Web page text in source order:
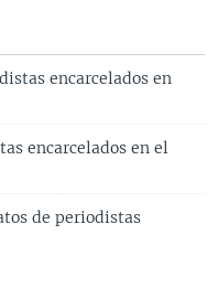
encarcelados en
encarcelados en el
de periodistas